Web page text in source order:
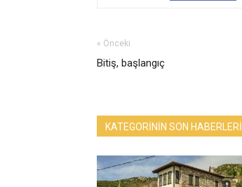
« Önceki
Bitiş, başlangıç
KATEGORİNİN SON HABERLERİ